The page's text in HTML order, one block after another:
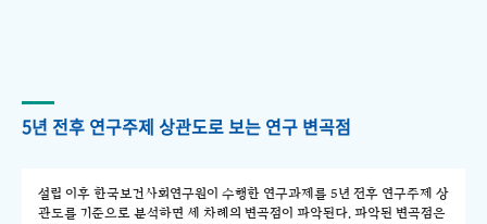
5년 전후 연구주제 상관도로 보는 연구 변곡점
설립 이후 한국보건사회연구원이 수행한 연구과제를 5년 전후 연구주제 상
관도를 기준으로 분석하면 세 차례의 변곡점이 파악된다. 파악된 변곡점은